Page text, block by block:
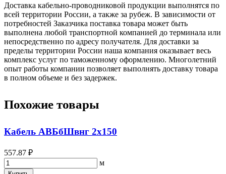
Доставка кабельно-проводниковой продукции выполнятся по
всей территории России, а также за рубеж. В зависимости от
потребностей Заказчика поставка товара может быть
выполнена любой транспортной компанией до терминала или
непосредственно по адресу получателя. Для доставки за
пределы территории России наша компания оказывает весь
комплекс услуг по таможенному оформлению. Многолетний
опыт работы компании позволяет выполнять доставку товара
в полном объеме и без задержек.
Похожие товары
Кабель АВБбШвнг 2х150
557.87 ₽
м